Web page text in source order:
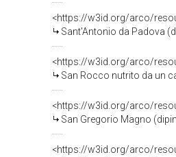
<https://w3id.org/arco/
Sant'Antonio da Padova
<https://w3id.org/arco/
San Rocco nutrito da un
<https://w3id.org/arco/
San Gregorio Magno
<https://w3id.org/arco/